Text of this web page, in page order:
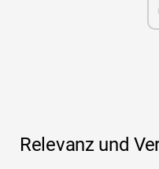
Relevanz und